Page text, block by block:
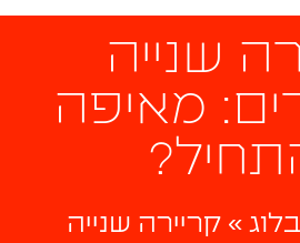
שנייה
מאיפה
בלוג »קריירה שנייה